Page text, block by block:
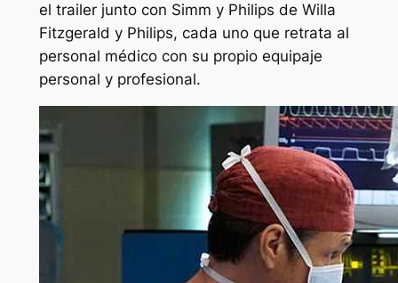
el trailer junto con Simm y Philips de Willa
Fitzgerald y Philips, cada uno que retrata al
personal médico con su propio equipaje
personal y profesional.